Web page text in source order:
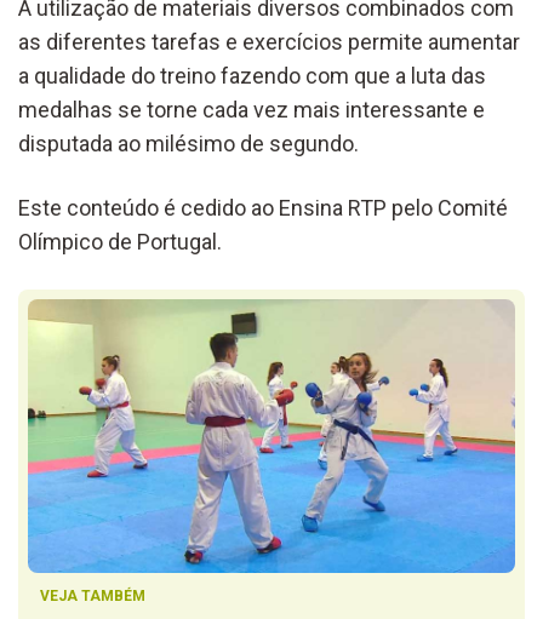
A utilização de materiais diversos combinados com
as diferentes tarefas e exercícios permite aumentar
a qualidade do treino fazendo com que a luta das
medalhas se torne cada vez mais interessante e
disputada ao milésimo de segundo.
Este conteúdo é cedido ao Ensina RTP pelo Comité
Olímpico de Portugal.
VEJA TAMBÉM